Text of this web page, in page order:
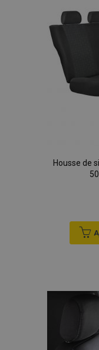
Housse de